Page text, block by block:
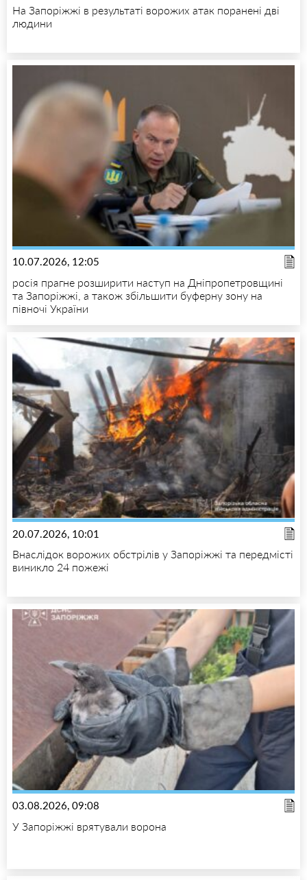
На Запоріжжі в результаті ворожих атак поранені дві
людини
10.07.2026, 12:05
росія прагне розширити наступ на Дніпропетровщині
та Запоріжжі, а також збільшити буферну зону на
півночі України
20.07.2026, 10:01
Внаслідок ворожих обстрілів у Запоріжжі та передмісті
виникло 24 пожежі
03.08.2026, 09:08
У Запоріжжі врятували ворона